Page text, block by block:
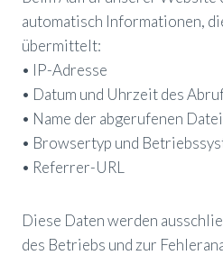
automatisch Informationen,
übermittelt:
• IP-Adresse
• Datum und Uhrzeit des
• Name der abgerufenen Datei
• Browsertyp und
• Referrer-URL
Diese Daten werden
des Betriebs und zur